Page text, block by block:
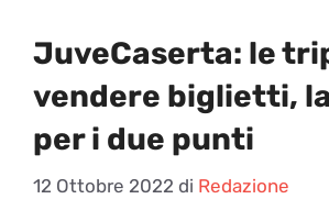
JuveCaserta: le
vendere biglietti,
per i due punti
12 Ottobre 2022 di Redazione